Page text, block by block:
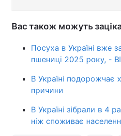
Вас також можуть
Посуха в Україні вже
пшениці 2025 року, -
В Україні подорожчає
причини
В Україні зібрали в 4
ніж споживає